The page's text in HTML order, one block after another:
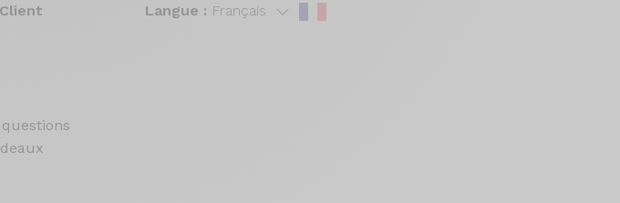
Langue : Français